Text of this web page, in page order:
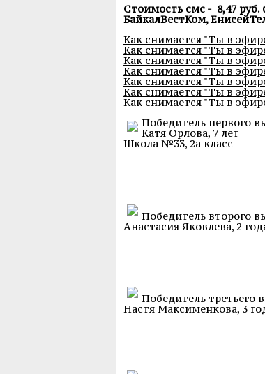
Стоимость смс - 8,47
БайкалВестКом,
Как снимается "Ты в
Как снимается "Ты в
Как снимается "Ты в
Как снимается "Ты в
Как снимается "Ты в
Как снимается "Ты в
Как снимается "Ты в
Победитель первого
Катя Орлова, 7 лет
Школа №33, 2а класс
Победитель второго
Анастасия Яковлева, 2
Победитель третьего
Настя Максименкова, 3